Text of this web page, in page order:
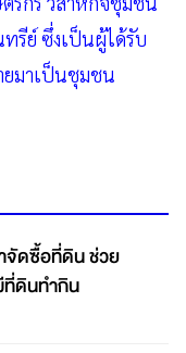
รีย์ ซึ่งเป็นผู้ได้รับ
ยมาเป็นชุมชน
จัดซื้อที่ดิน ช่วย
ที่ดินทำกิน